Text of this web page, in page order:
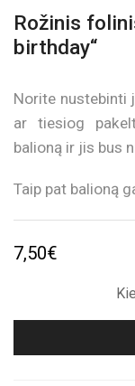
Rožinis
birthday“
Norite nustebinti
ar tiesiog
balioną ir jis bus
Taip pat balioną
7,50€